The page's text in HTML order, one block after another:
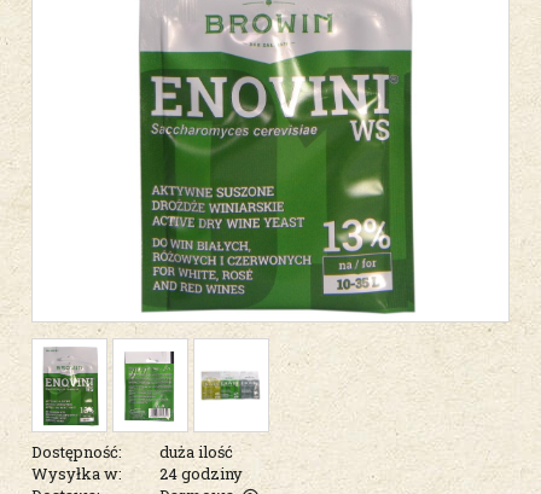
Dostępność:
duża ilość
Wysyłka w:
24 godziny